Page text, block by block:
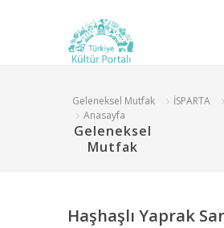
Geleneksel Mutfak İSPARTA
Anasayfa
Geleneksel
Mutfak
Haşhaşlı Yaprak